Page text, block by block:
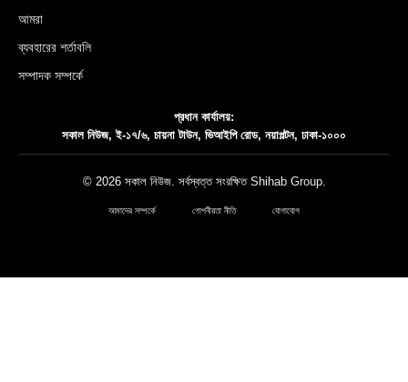
আমরা
ব্যবহারের শর্তাবলি
সম্পাদক সম্পর্কে
প্রধান কার্যালয়:
সকাল নিউজ, ই-১৭/৬, চায়না টাউন, ভিআইপি রোড, নয়াপল্টন, ঢাকা-১০০০
© 2026 সকাল নিউজ. সর্বস্বত্ত সংরক্ষিত Shihab Group.
আমাদের সম্পর্কে গোপনীয়তা নীতি যোগাযোগ